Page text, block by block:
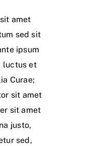
amet
sed sit
ipsum
luctus et
Curae;
sit amet
sit amet
justo,
sed,